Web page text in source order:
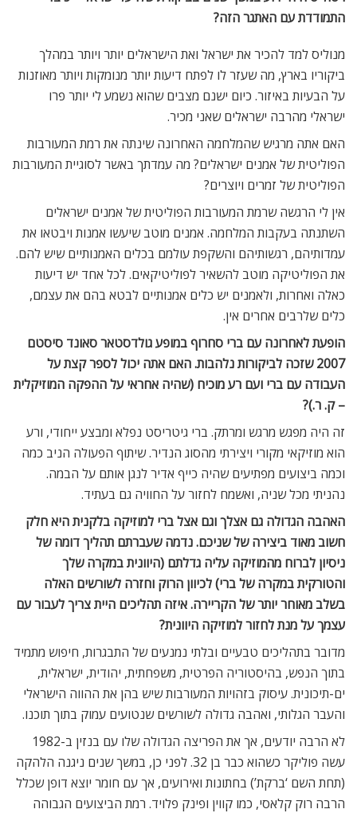
התמודדת עם האתגר הזה?
מנוליס למד להכיר את ישראל ואת הישראלים יותר ויותר במהלך
ביקוריו בארץ, מה שעזר לו לפתח דיעות יותר מנומקות ויותר מאוזנות
על הבעיות באיזור. כיום ישנם מצבים שהוא נשמע לי יותר פרו
ישראלי מהרבה ישראלים שאני מכיר.
האם אתה מרגיש שהמלחמה האחרונה שינתה את רמת המעורבות
הפוליטית של אמנים ישראלים? מה עמדתך באשר לסוגיית המעורבות
הפוליטית של זמרים ויוצרים?
אין לי הרגשה שרמת המעורבות הפוליטית של אמנים ישראלים
השתנתה בעקבות המלחמה. אמנים מוטב שיעשו אמנות ויבטאו את
עמדותיהם, רגשותיהם והשקפת עולמם בכלים האמנותיים שיש להם.
את הפוליטיקה מוטב להשאיר לפוליטיקאים. לכל אחד יש דיעות
כאלה ואחרות, ולאמנים יש כלים אמנותיים לבטא בהם את עצמם,
כלים שלרבים אחרים אין.
הופעת לאחרונה עם ברי סחרוף במופע גולדסטאר סאונד סיסטם
2007 שזכה לביקורות נלהבות. האם אתה יכול לספר קצת על
העבודה עם ברי ועם רע מוכיח (שהיה אחראי על ההפקה המוזיקלית
– ק. ר.)?
זה היה מפגש מרגש ומרתק. ברי גיטריסט נפלא ומבצע ייחודי, ורע
הוא מוזיקאי מקורי ויצירתי מהסוג הנדיר. שיתוף הפעולה הניב כמה
וכמה ביצועים מפתיעים שהיה כייף אדיר לנגן אותם על הבמה.
נהניתי מכל שניה, ואשמח לחזור על החוויה גם בעתיד.
האהבה הגדולה גם אצלך וגם אצל ברי למוזיקה בלקנית היא חלק
חשוב מאוד ביצירה של שניכם. נדמה שעברתם תהליך דומה של
ניסיון לברוח מהמוזיקה עליה גדלתם (היוונית במקרה שלך
והטורקית במקרה של ברי) לכיוון הרוק וחזרה לשורשים האלה
בשלב מאוחר יותר של הקריירה. איזה תהליכים היית צריך לעבור עם
עצמך על מנת לחזור למוזיקה היוונית?
מדובר בתהליכים טבעיים ובלתי נמנעים של התבגרות, חיפוש מתמיד
בתוך הנפש, בהיסטוריה הפרטית, משפחתית, יהודית, ישראלית,
ים-תיכונית. עיסוק בזהויות המעורבות שיש בהן את ההווה הישראלי
והעבר הגלותי, ואהבה גדולה לשורשים שנטועים עמוק בתוך תוכנו.
לא הרבה יודעים, אך את הפריצה הגדולה שלו עם בנזין ב-1982
עשה פוליקר כשהוא כבר בן 32. לפני כן, במשך שנים ניגנה הלהקה
(תחת השם ‘ברקת’) בחתונות ואירועים, אך עם חומר יוצא דופן שכלל
הרבה רוק קלאסי, כמו קווין ופינק פלויד. רמת הביצועים הגבוהה